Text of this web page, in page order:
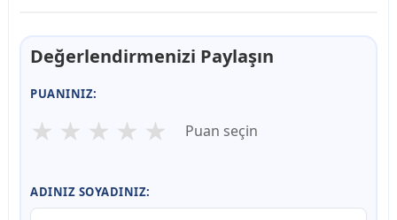
Değerlendirmenizi Paylaşın
PUANINIZ:
★ ★ ★ ★ ★ Puan seçin
ADINIZ SOYADINIZ: